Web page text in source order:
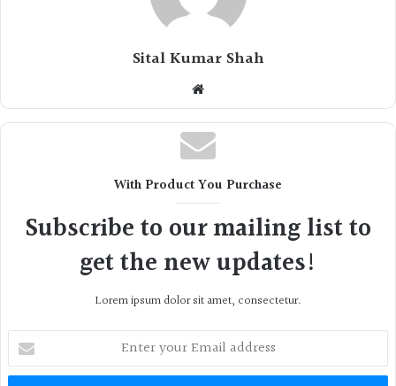
Sital Kumar Shah
Website
With Product You Purchase
Subscribe to our mailing list to
get the new updates!
Lorem ipsum dolor sit amet, consectetur.
Enter
your
Email